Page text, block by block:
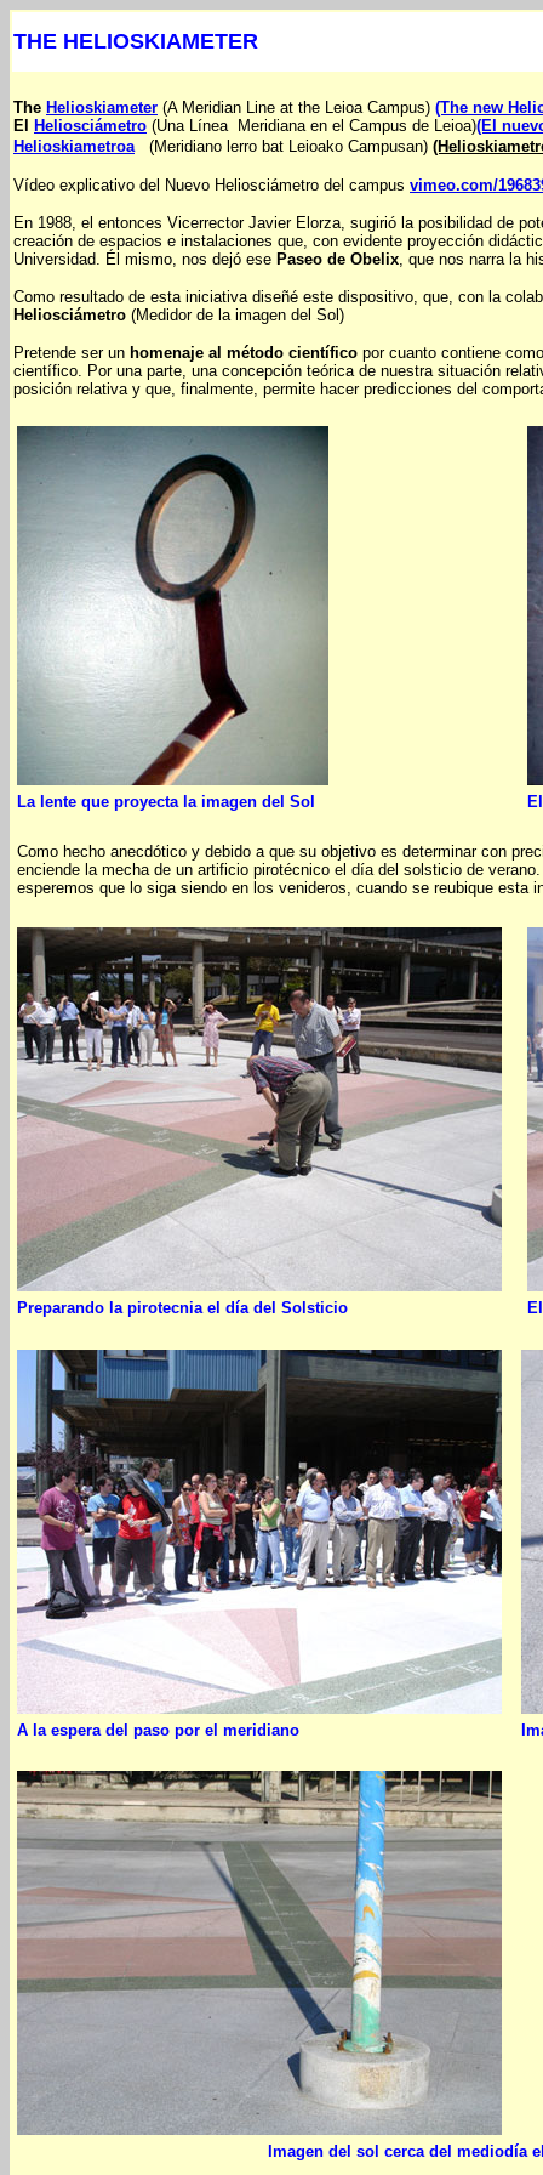
THE HELIOSKIAMETER
The Helioskiameter (A Meridian Line at the Leioa Campus) (The new
El
Heliosciámetro (Una Línea Meridiana en el Campus de Leioa)(El
Helioskiametroa(Meridiano lerro bat Leioako Campusan)
Vídeo explicativo del Nuevo Heliosciámetro del campus vimeo.com/
En 1988, el entonces Vicerrector Javier Elorza, sugirió la posibilidad de
creación de espacios e instalaciones que, con evidente proyección
Universidad. Él mismo, nos dejó ese Paseo de Obelix, que nos narra la
Como resultado de esta iniciativa diseñé este dispositivo, que, con la
Heliosciámetro (Medidor de la imagen del Sol)
Pretende ser un homenaje al método científico por cuanto contiene
científico. Por una parte, una concepción teórica de nuestra situación
posición relativa y que, finalmente, permite hacer predicciones del
La lente que proyecta la imagen del Sol
Como hecho anecdótico y debido a que su objetivo es determinar con
enciende la mecha de un artificio pirotécnico el día del solsticio de
esperemos que lo siga siendo en los venideros, cuando se reubique esta
Preparando la pirotecnia el día del Solsticio
A la espera del paso por el meridiano
Imagen del sol cerca del mediodía